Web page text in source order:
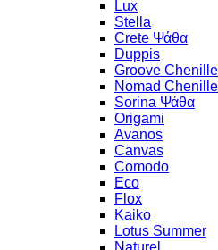
Lux
Stella
Crete Ψάθα
Duppis
Groove Chenille
Nomad Chenille
Sorina Ψάθα
Origami
Avanos
Canvas
Comodo
Eco
Flox
Kaiko
Lotus Summer
Naturel